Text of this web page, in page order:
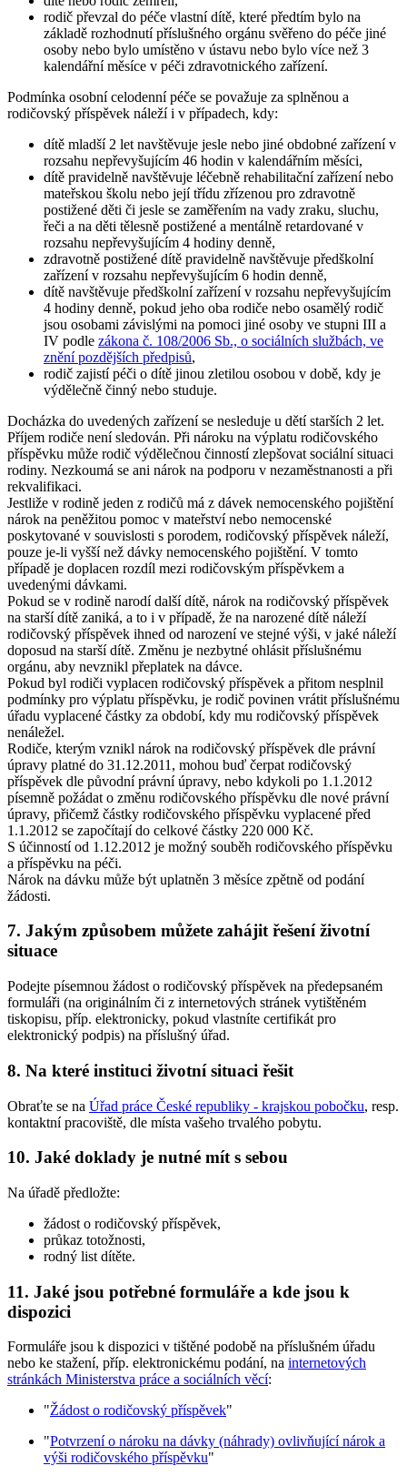
rodič převzal do péče vlastní dítě, které předtím bylo na
základě rozhodnutí příslušného orgánu svěřeno do péče jiné
osoby nebo bylo umístěno v ústavu nebo bylo více než 3
kalendářní měsíce v péči zdravotnického zařízení.
Podmínka osobní celodenní péče se považuje za splněnou a
rodičovský příspěvek náleží i v případech, kdy:
dítě mladší 2 let navštěvuje jesle nebo jiné obdobné zařízení v
rozsahu nepřevyšujícím 46 hodin v kalendářním měsíci,
dítě pravidelně navštěvuje léčebně rehabilitační zařízení nebo
mateřskou školu nebo její třídu zřízenou pro zdravotně
postižené děti či jesle se zaměřením na vady zraku, sluchu,
řeči a na děti tělesně postižené a mentálně retardované v
rozsahu nepřevyšujícím 4 hodiny denně,
zdravotně postižené dítě pravidelně navštěvuje předškolní
zařízení v rozsahu nepřevyšujícím 6 hodin denně,
dítě navštěvuje předškolní zařízení v rozsahu nepřevyšujícím
4 hodiny denně, pokud jeho oba rodiče nebo osamělý rodič
jsou osobami závislými na pomoci jiné osoby ve stupni III a
IV podle zákona č. 108/2006 Sb., o sociálních službách, ve
znění pozdějších předpisů,
rodič zajistí péči o dítě jinou zletilou osobou v době, kdy je
výdělečně činný nebo studuje.
Docházka do uvedených zařízení se nesleduje u dětí starších 2 let.
Příjem rodiče není sledován. Při nároku na výplatu rodičovského
příspěvku může rodič výdělečnou činností zlepšovat sociální situaci
rodiny. Nezkoumá se ani nárok na podporu v nezaměstnanosti a při
rekvalifikaci.
Jestliže v rodině jeden z rodičů má z dávek nemocenského pojištění
nárok na peněžitou pomoc v mateřství nebo nemocenské
poskytované v souvislosti s porodem, rodičovský příspěvek náleží,
pouze je-li vyšší než dávky nemocenského pojištění. V tomto
případě je doplacen rozdíl mezi rodičovským příspěvkem a
uvedenými dávkami.
Pokud se v rodině narodí další dítě, nárok na rodičovský příspěvek
na starší dítě zaniká, a to i v případě, že na narozené dítě náleží
rodičovský příspěvek ihned od narození ve stejné výši, v jaké náleží
doposud na starší dítě. Změnu je nezbytné ohlásit příslušnému
orgánu, aby nevznikl přeplatek na dávce.
Pokud byl rodiči vyplacen rodičovský příspěvek a přitom nesplnil
podmínky pro výplatu příspěvku, je rodič povinen vrátit příslušnému
úřadu vyplacené částky za období, kdy mu rodičovský příspěvek
nenáležel.
Rodiče, kterým vznikl nárok na rodičovský příspěvek dle právní
úpravy platné do 31.12.2011, mohou buď čerpat rodičovský
příspěvek dle původní právní úpravy, nebo kdykoli po 1.1.2012
písemně požádat o změnu rodičovského příspěvku dle nové právní
úpravy, přičemž částky rodičovského příspěvku vyplacené před
1.1.2012 se započítají do celkové částky 220 000 Kč.
S účinností od 1.12.2012 je možný souběh rodičovského příspěvku
a příspěvku na péči.
Nárok na dávku může být uplatněn 3 měsíce zpětně od podání
žádosti.
7. Jakým způsobem můžete zahájit řešení životní
situace
Podejte písemnou žádost o rodičovský příspěvek na předepsaném
formuláři (na originálním či z internetových stránek vytištěném
tiskopisu, příp. elektronicky, pokud vlastníte certifikát pro
elektronický podpis) na příslušný úřad.
8. Na které instituci životní situaci řešit
Obraťte se na Úřad práce České republiky - krajskou pobočku, resp.
kontaktní pracoviště, dle místa vašeho trvalého pobytu.
10. Jaké doklady je nutné mít s sebou
Na úřadě předložte:
žádost o rodičovský příspěvek,
průkaz totožnosti,
rodný list dítěte.
11. Jaké jsou potřebné formuláře a kde jsou k
dispozici
Formuláře jsou k dispozici v tištěné podobě na příslušném úřadu
nebo ke stažení, příp. elektronickému podání, na internetových
stránkách Ministerstva práce a sociálních věcí:
"Žádost o rodičovský příspěvek"
"Potvrzení o nároku na dávky (náhrady) ovlivňující nárok a
výši rodičovského příspěvku"